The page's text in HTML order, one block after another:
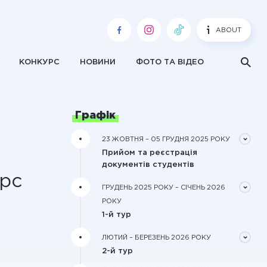
ABOUT
КОНКУРС НОВИНИ ФОТО ТА ВІДЕО
Графік
23 ЖОВТНЯ – 05 ГРУДНЯ 2025 РОКУ
Прийом та реєстрація
документів студентів
ГРУДЕНЬ 2025 РОКУ – СІЧЕНЬ 2026
РОКУ
1-й тур
Обробка зареєстрованих
рекомендаційного та мотиваційного
ЛЮТИЙ – БЕРЕЗЕНЬ 2026 РОКУ
2-й тур